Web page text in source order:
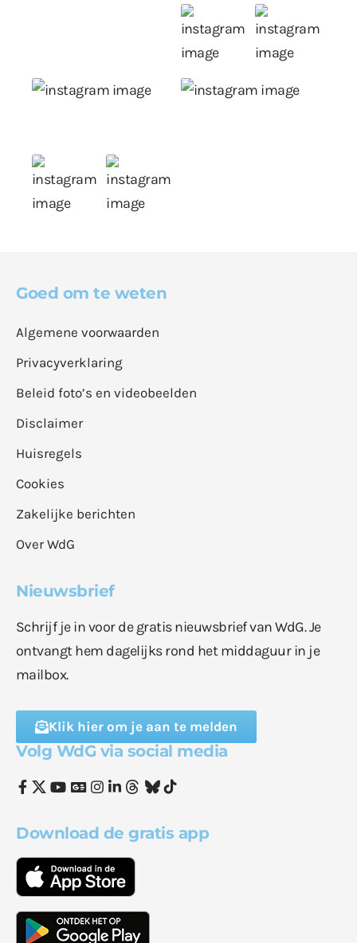
Goed om te weten
Algemene voorwaarden
Privacyverklaring
Beleid foto’s en videobeelden
Disclaimer
Huisregels
Cookies
Zakelijke berichten
Over WdG
Nieuwsbrief
Schrijf je in voor de gratis nieuwsbrief van WdG. Je
ontvangt hem dagelijks rond het middaguur in je
mailbox.
Klik hier om je aan te melden
Volg WdG via social media
Download de gratis app